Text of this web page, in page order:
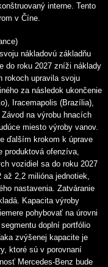
interne. Tento
v Číne.
nákladovú základňu
do roku 2027 zníži náklady
rokoch upravila svoju
za následok ukončenie
Iracemapolis (Brazília),
na výrobu hnacích
miesto výroby vanov.
ďalším krokom k úprave
produktová ofenzíva,
vozidiel sa do roku 2027
2,2 milióna jednotiek,
nastavenia. Zatváranie
Kapacita výroby
pohybovať na úrovni
doplní portfólio
zvýšenej kapacite je
ktoré sú v porovnaní
Mercedes-Benz bude